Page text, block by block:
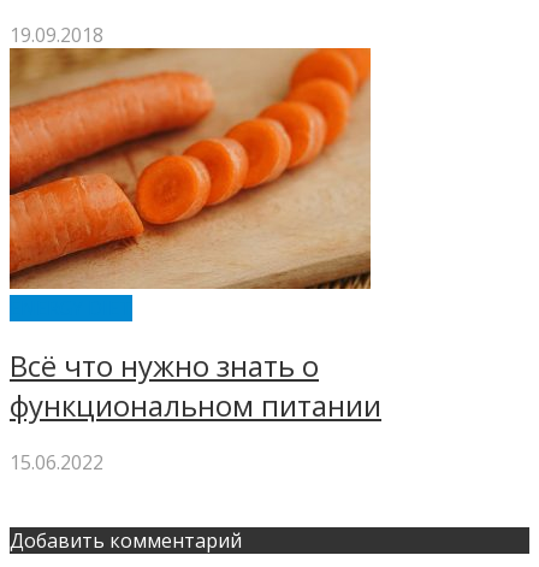
19.09.2018
Всё что нужно знать о
функциональном питании
15.06.2022
Добавить комментарий